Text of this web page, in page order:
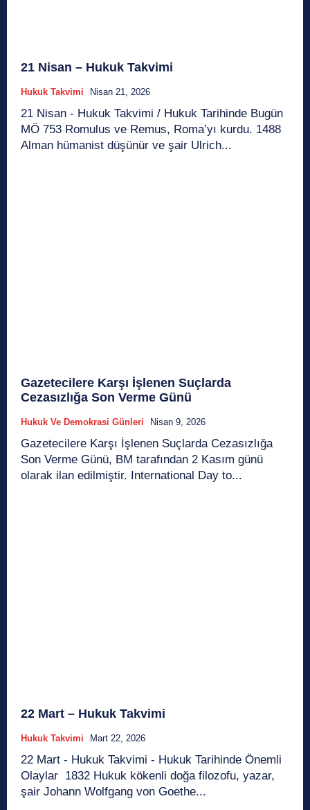
21 Nisan – Hukuk Takvimi
Hukuk Takvimi Nisan 21, 2026
21 Nisan - Hukuk Takvimi / Hukuk Tarihinde Bugün
MÖ 753 Romulus ve Remus, Roma’yı kurdu. 1488
Alman hümanist düşünür ve şair Ulrich...
Gazetecilere Karşı İşlenen Suçlarda
Cezasızlığa Son Verme Günü
Hukuk Ve Demokrasi Günleri Nisan 9, 2026
Gazetecilere Karşı İşlenen Suçlarda Cezasızlığa
Son Verme Günü, BM tarafından 2 Kasım günü
olarak ilan edilmiştir. International Day to...
22 Mart – Hukuk Takvimi
Hukuk Takvimi Mart 22, 2026
22 Mart - Hukuk Takvimi - Hukuk Tarihinde Önemli
Olaylar 1832 Hukuk kökenli doğa filozofu, yazar,
şair Johann Wolfgang von Goethe...